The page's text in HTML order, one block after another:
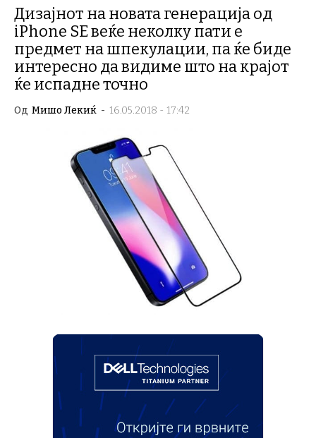
Дизајнот на новата генерација од
iPhone SE веќе неколку пати е
предмет на шпекулации, па ќе биде
интересно да видиме што на крајот
ќе испадне точно
Од Мишо Лекиќ - 16.05.2018 - 17:42